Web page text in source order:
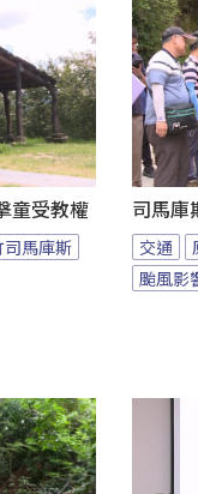
童受教權
司馬庫斯
司馬庫
交通
颱風影